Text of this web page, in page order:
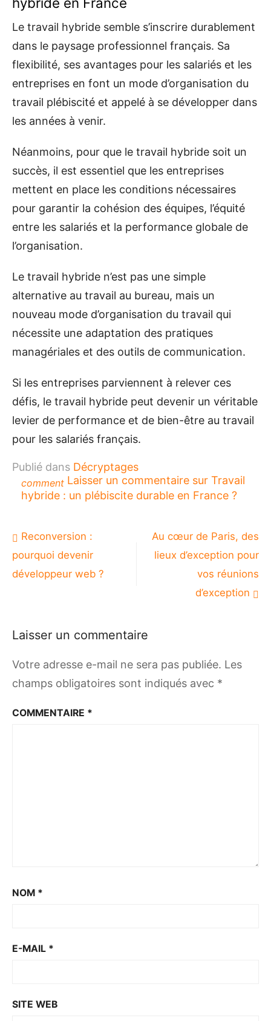
Le travail hybride semble s’inscrire durablement
dans le paysage professionnel français. Sa
flexibilité, ses avantages pour les salariés et les
entreprises en font un mode d’organisation du
travail plébiscité et appelé à se développer dans
les années à venir.
Néanmoins, pour que le travail hybride soit un
succès, il est essentiel que les entreprises
mettent en place les conditions nécessaires
pour garantir la cohésion des équipes, l’équité
entre les salariés et la performance globale de
l’organisation.
Le travail hybride n’est pas une simple
alternative au travail au bureau, mais un
nouveau mode d’organisation du travail qui
nécessite une adaptation des pratiques
managériales et des outils de communication.
Si les entreprises parviennent à relever ces
défis, le travail hybride peut devenir un véritable
levier de performance et de bien-être au travail
pour les salariés français.
Publié dans Décryptages
comment Laisser un commentaire sur Travail
hybride : un plébiscite durable en France ?
Navigation
de
l’article
Reconversion :
pourquoi devenir
développeur web ?
Au cœur de Paris, des
lieux d’exception pour
vos réunions
d’exception
Laisser un commentaire
Votre adresse e-mail ne sera pas publiée. Les
champs obligatoires sont indiqués avec *
COMMENTAIRE *
NOM *
E-MAIL *
SITE WEB